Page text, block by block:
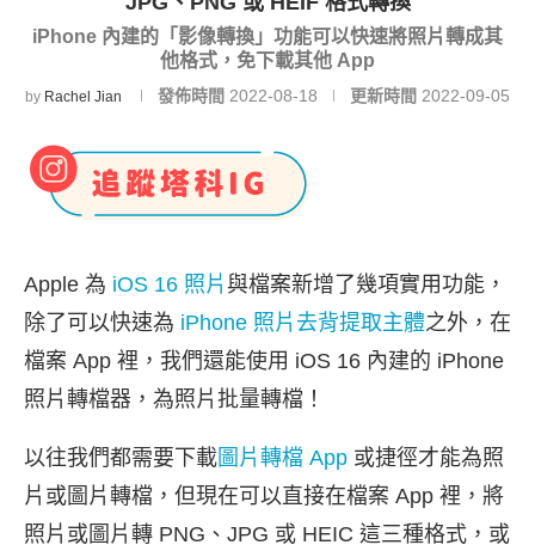
iPhone 內建的「影像轉換」功能可以快速將照片轉成其
他格式，免下載其他 App
by Rachel Jian 發佈時間 2022-08-18 更新時間 2022-09-05
Apple 為 iOS 16 照片 與檔案新增了幾項實用功能，
除了可以快速為 iPhone 照片去背提取主體之外，在
檔案 App 裡，我們還能使用 iOS 16 內建的 iPhone
照片轉檔器，為照片批量轉檔！
以往我們都需要下載圖片轉檔 App 或捷徑才能為照
片或圖片轉檔，但現在可以直接在檔案 App 裡，將
照片或圖片轉 PNG、JPG 或 HEIC 這三種格式，或